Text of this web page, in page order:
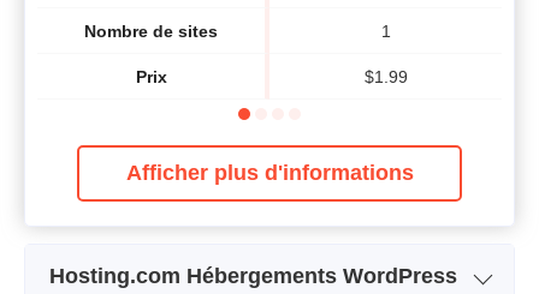
Nombre de sites
Prix
1
$1.99
Afficher plus d'informations
Hosting.com Hébergements WordPress